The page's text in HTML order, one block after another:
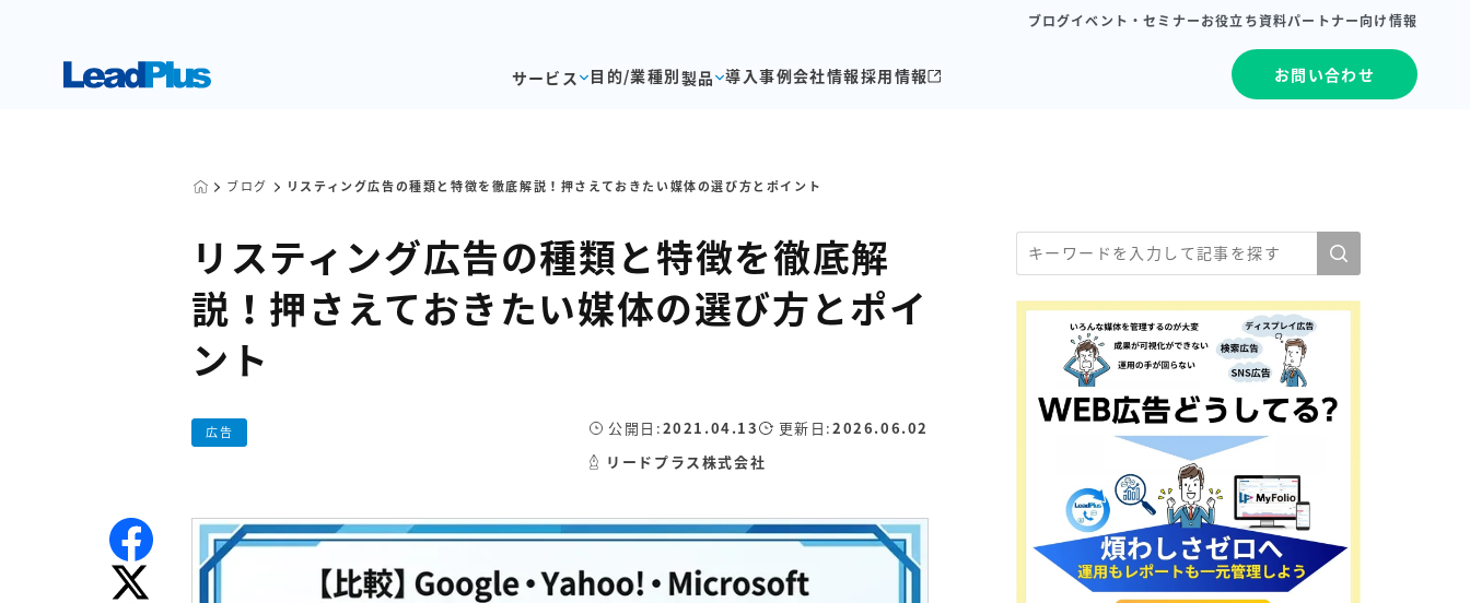
ブログイベント・セミナーお役立ち資料パートナー向け情報
サービス 目的/業種別製品 導入事例会社情報採用情報 お問い合わせ
ブログ リスティング広告の種類と特徴を徹底解説！押さえておきたい媒体の選び方とポイント
リスティング広告の種類と特徴を徹底解
説！押さえておきたい媒体の選び方とポイ
ント
広告 公開日:2021.04.13 更新日:2026.06.02
リードプラス株式会社